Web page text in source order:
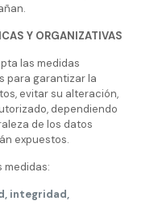
Y ORGANIZATIVAS
las medidas
para garantizar la
evitar su alteración,
dependiendo
de los datos
expuestos.
medidas:
integridad,